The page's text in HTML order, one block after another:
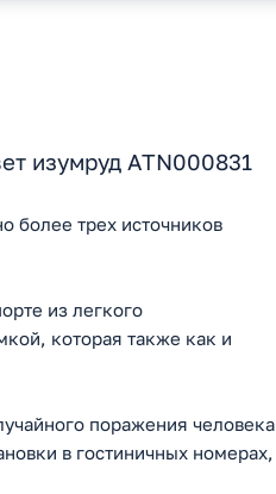
изумруд ATN000831
более трех источников
из легкого
которая также как и
поражения человека
в гостиничных номерах,